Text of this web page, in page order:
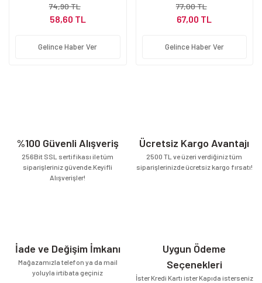
74,90 TL
58,60 TL
Gelince Haber Ver
77,00 TL
67,00 TL
Gelince Haber Ver
%100 Güvenli Alışveriş
256Bit SSL sertifikası ile tüm
siparişleriniz güvende.Keyifli
Alışverişler!
Ücretsiz Kargo Avantajı
2500 TL ve üzeri verdiğiniz tüm
siparişlerinizde ücretsiz kargo fırsatı!
İade ve Değişim İmkanı
Mağazamızla telefon ya da mail
yoluyla irtibata geçiniz
Uygun Ödeme
Seçenekleri
İster Kredi Kartı ister Kapıda isterseniz